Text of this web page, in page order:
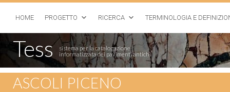
HOME PROGETTO RICERCA TERMINOLOGIA E
Tess
sistema per la catalogazione
informatizzata dei pavimenti antichi
ASCOLI PICENO